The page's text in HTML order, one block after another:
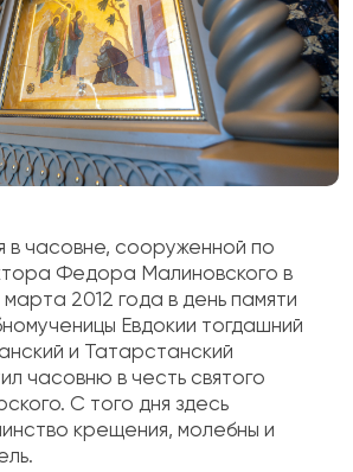
в часовне, сооруженной по
Федора Малиновского в
2012 года в день памяти
Евдокии тогдашний
и Татарстанский
часовню в честь святого
С того дня здесь
крещения, молебны и